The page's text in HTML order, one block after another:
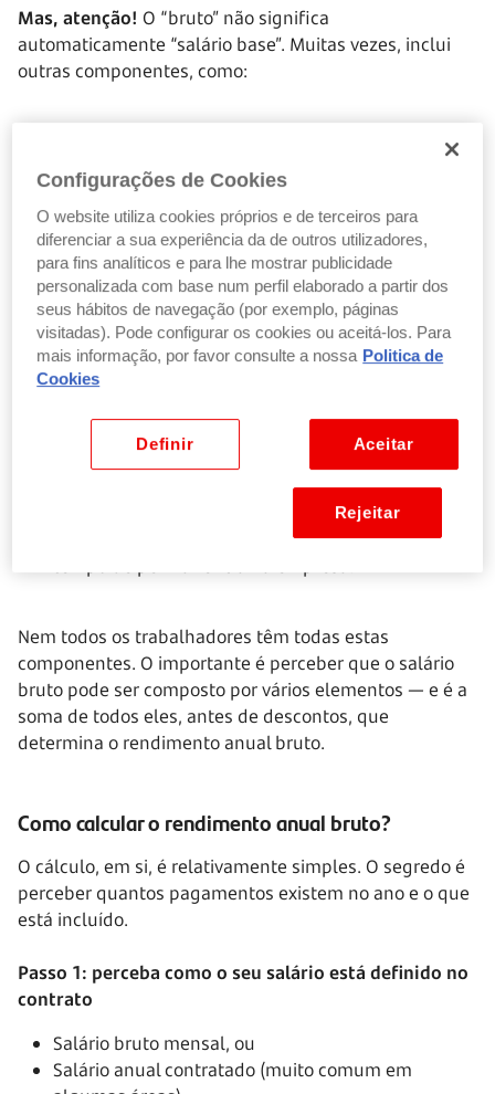
Mas, atenção! O “bruto” não significa
automaticamente “salário base”. Muitas vezes, inclui
outras componentes, como:
: é o valor fixo acordado no contrato de
trabalho, pago regularmente todos os meses
Subsídios: podem incluir osubsídio de férias
subsídio de Natal, mas também outros
complementos previstos pela empresa ou pelo
contrato
Horas extraordinárias: pagamentos adicionais por
trabalho realizado além do horário normal
Prémiosou bónus: valores atribuídos por
desempenho, cumprimento de objetivos ou
Comissões: muito comuns em funções comerciais,
adicional associado a vendas ou metas atingidas
Diuturnidades ou adicionais por antiguidade
acréscimos salariais atribuídos em função do
tempo de permanência na empresa.
Nem todos os trabalhadores têm todas estas
componentes. O importante é perceber que o salário
bruto pode ser composto por vários elementos — e é a
soma de todos eles, antes de descontos, que
determina o rendimento anual bruto.
Como calcular o rendimento anual bruto?
O cálculo, em si, é relativamente simples. O segredo é
perceber quantos pagamentos existem no ano e o que
está incluído.
Passo 1: perceba como o seu salário está definido no
contrato
Salário bruto mensal, ou
Salário anual contratado (muito comum em
Configurações de Cookies
O website utiliza cookies próprios e de terceiros para
diferenciar a sua experiência da de outros utilizadores,
para fins analíticos e para lhe mostrar publicidade
personalizada com base num perfil elaborado a partir dos
seus hábitos de navegação (por exemplo, páginas
visitadas). Pode configurar os cookies ou aceitá-los. Para
mais informação, por favor consulte a nossa Politica de
Cookies
Aceitar
Definir
Rejeitar